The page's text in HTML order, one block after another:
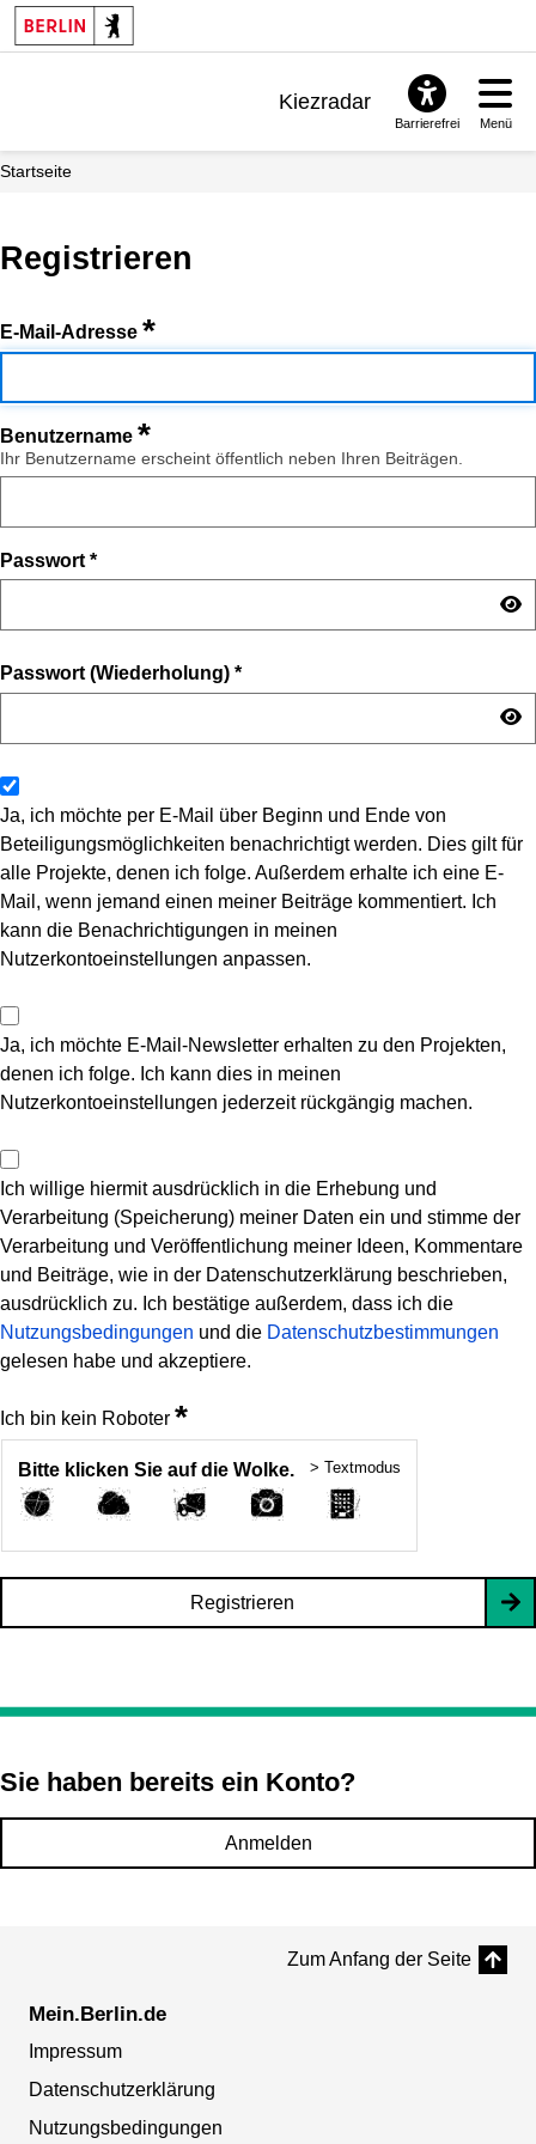
Kiezradar
Barrierefrei Menü
Startseite
Registrieren
E-Mail-Adresse *
Benutzername *
Ihr Benutzername erscheint öffentlich neben Ihren Beiträgen.
Passwort *
Passwort (Wiederholung) *
Ja, ich möchte per E-Mail über Beginn und Ende von
Beteiligungsmöglichkeiten benachrichtigt werden. Dies gilt für
alle Projekte, denen ich folge. Außerdem erhalte ich eine E-
Mail, wenn jemand einen meiner Beiträge kommentiert. Ich
kann die Benachrichtigungen in meinen
Nutzerkontoeinstellungen anpassen.
Ja, ich möchte E-Mail-Newsletter erhalten zu den Projekten,
denen ich folge. Ich kann dies in meinen
Nutzerkontoeinstellungen jederzeit rückgängig machen.
Ich willige hiermit ausdrücklich in die Erhebung und
Verarbeitung (Speicherung) meiner Daten ein und stimme der
Verarbeitung und Veröffentlichung meiner Ideen, Kommentare
und Beiträge, wie in der Datenschutzerklärung beschrieben,
ausdrücklich zu. Ich bestätige außerdem, dass ich die
Nutzungsbedingungen und die Datenschutzbestimmungen
gelesen habe und akzeptiere.
Ich bin kein Roboter *
Bitte klicken Sie auf die Wolke. > Textmodus
Registrieren
Sie haben bereits ein Konto?
Anmelden
Zum Anfang der Seite
Mein.Berlin.de
Impressum
Datenschutzerklärung
Nutzungsbedingungen